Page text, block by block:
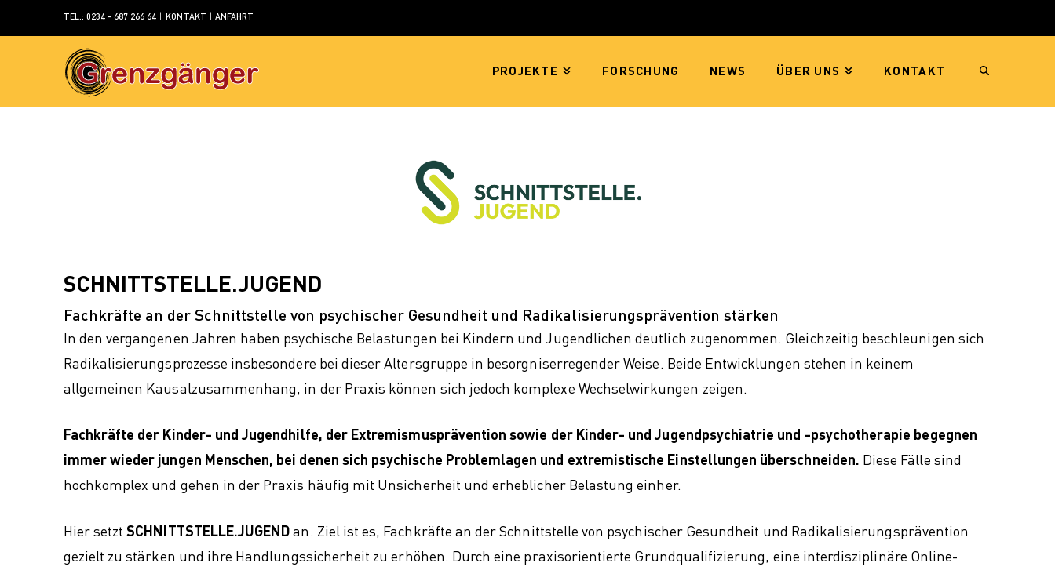
TEL.: 0234 - 687 266 64 |KONTAKT ANFAHRT
PROJEKTE FORSCHUNG NEWS ÜBER UNS KONTAKT
SCHNITTSTELLE.JUGEND
Fachkräfte an der Schnittstelle von psychischer Gesundheit und Radikalisierungsprävention stärken
In den vergangenen Jahren haben psychische Belastungen bei Kindern und Jugendlichen deutlich zugenommen. Gleichzeitig beschleunigen sich
Radikalisierungsprozesse insbesondere bei dieser Altersgruppe in besorgniserregender Weise. Beide Entwicklungen stehen in keinem
allgemeinen Kausalzusammenhang, in der Praxis können sich jedoch komplexe Wechselwirkungen zeigen.
Fachkräfte der Kinder- und Jugendhilfe, der Extremismusprävention sowie der Kinder- und Jugendpsychiatrie und -psychotherapie begegnen
immer wieder jungen Menschen, bei denen sich psychische Problemlagen und extremistische Einstellungen überschneiden. Diese Fälle sind
hochkomplex und gehen in der Praxis häufig mit Unsicherheit und erheblicher Belastung einher.
Hier setztSCHNITTSTELLE.JUGENDan. Ziel ist es, Fachkräfte an der Schnittstelle von psychischer Gesundheit und Radikalisierungsprävention
gezielt zu stärken und ihre Handlungssicherheit zu erhöhen. Durch eine praxisorientierte Grundqualifizierung, eine interdisziplinäre Online-